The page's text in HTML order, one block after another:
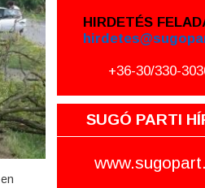
HIRDETÉS
+36-30/330-
SUGÓ PARTI